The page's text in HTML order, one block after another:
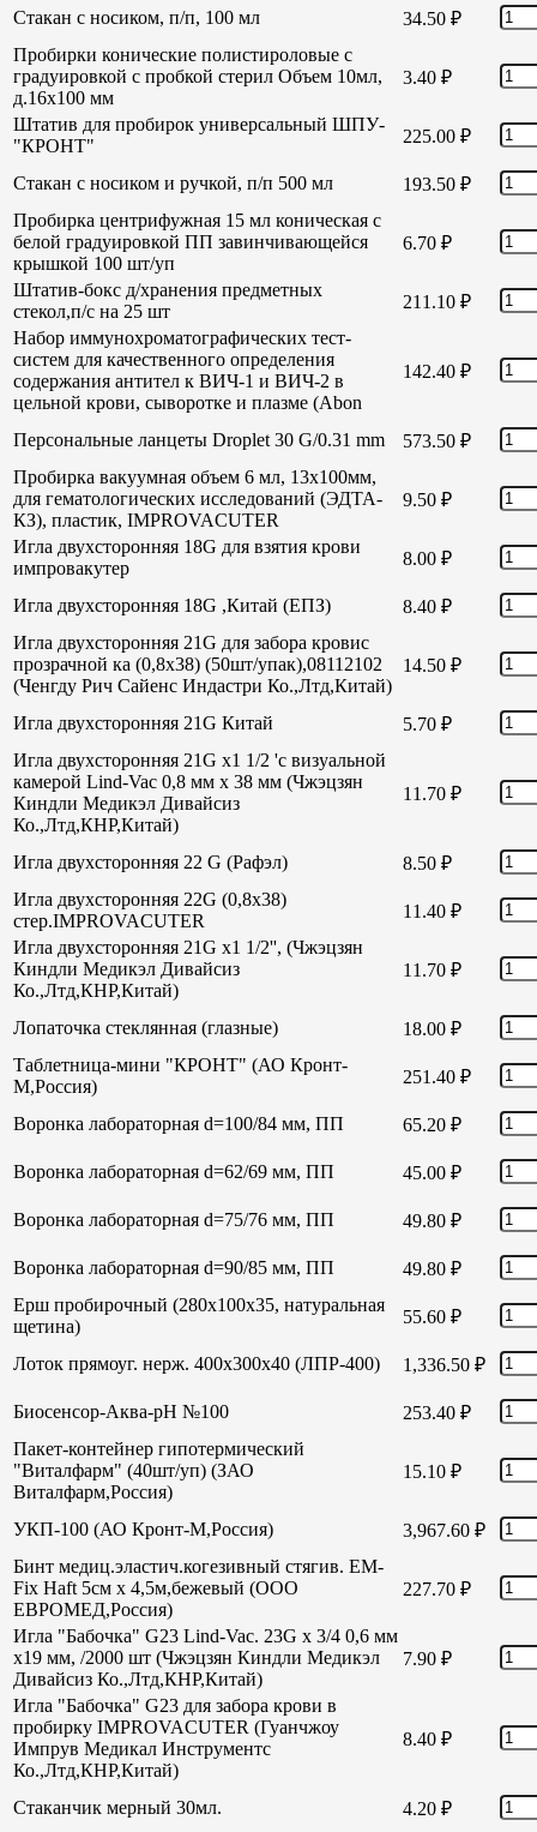
Стакан с носиком, п/п, 100 мл 34.50 ₽
Пробирки конические полистироловые с
градуировкой с пробкой стерил Объем 10мл,
д.16х100 мм
3.40 ₽
Штатив для пробирок универсальный ШПУ-
"КРОНТ"
225.00 ₽
Стакан с носиком и ручкой, п/п 500 мл 193.50 ₽
Пробирка центрифужная 15 мл коническая с
белой градуировкой ПП завинчивающейся
крышкой 100 шт/уп
6.70 ₽
Штатив-бокс д/хранения предметных
стекол,п/с на 25 шт
211.10 ₽
Набор иммунохроматографических тест-
систем для качественного определения
содержания антител к ВИЧ-1 и ВИЧ-2 в
цельной крови, сыворотке и плазме (Abon
142.40 ₽
Персональные ланцеты Droplet 30 G/0.31 mm 573.50 ₽
Пробирка вакуумная объем 6 мл, 13х100мм,
для гематологических исследований (ЭДТА-
КЗ), пластик, IMPROVACUTER
9.50 ₽
Игла двухсторонняя 18G для взятия крови
импровакутер
8.00 ₽
Игла двухсторонняя 18G ,Китай (ЕПЗ) 8.40 ₽
Игла двухсторонняя 21G для забора кровис
прозрачной ка (0,8х38) (50шт/упак),08112102
(Ченгду Рич Сайенс Индастри Ко.,Лтд,Китай)
14.50 ₽
Игла двухсторонняя 21G Китай 5.70 ₽
Игла двухсторонняя 21G х1 1/2 'с визуальной
камерой Lind-Vac 0,8 мм х 38 мм (Чжэцзян
Киндли Медикэл Дивайсиз
Ко.,Лтд,КНР,Китай)
11.70 ₽
Игла двухсторонняя 22 G (Рафэл) 8.50 ₽
Игла двухсторонняя 22G (0,8х38)
стер.IMPROVACUTER
11.40 ₽
Игла двухсторонняя 21G х1 1/2'', (Чжэцзян
Киндли Медикэл Дивайсиз
Ко.,Лтд,КНР,Китай)
11.70 ₽
Лопаточка стеклянная (глазные) 18.00 ₽
Таблетница-мини "КРОНТ" (АО Кронт-
М,Россия)
251.40 ₽
Воронка лабораторная d=100/84 мм, ПП 65.20 ₽
Воронка лабораторная d=62/69 мм, ПП 45.00 ₽
Воронка лабораторная d=75/76 мм, ПП 49.80 ₽
Воронка лабораторная d=90/85 мм, ПП 49.80 ₽
Ерш пробирочный (280х100х35, натуральная
щетина)
55.60 ₽
Лоток прямоуг. нерж. 400х300х40 (ЛПР-400) 1,336.50 ₽
Биосенсор-Аква-рН №100 253.40 ₽
Пакет-контейнер гипотермический
"Виталфарм" (40шт/уп) (ЗАО
Виталфарм,Россия)
15.10 ₽
УКП-100 (АО Кронт-М,Россия) 3,967.60 ₽
Бинт медиц.эластич.когезивный стягив. EM-
Fix Haft 5см х 4,5м,бежевый (ООО
ЕВРОМЕД,Россия)
227.70 ₽
Игла "Бабочка" G23 Lind-Vac. 23G х 3/4 0,6 мм
х19 мм, /2000 шт (Чжэцзян Киндли Медикэл
Дивайсиз Ко.,Лтд,КНР,Китай)
7.90 ₽
Игла "Бабочка" G23 для забора крови в
пробирку IMPROVACUTER (Гуанчжоу
Импрув Медикал Инструментс
Ко.,Лтд,КНР,Китай)
8.40 ₽
Стаканчик мерный 30мл. 4.20 ₽